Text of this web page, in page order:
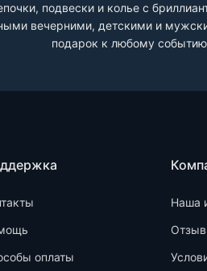
подвески и колье с
вечерними, детскими и
подарок к любому
оплаты
Наша